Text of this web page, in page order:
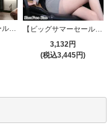
【ビッグサマーセール対象品】セクシーコスプレ(SEXYCOSPLAY) 4191
【ビッグサマーセール対象品】セクシーコスプレ(SEXYCOSPLAY) 4173
3,132円
(税込3,445円)